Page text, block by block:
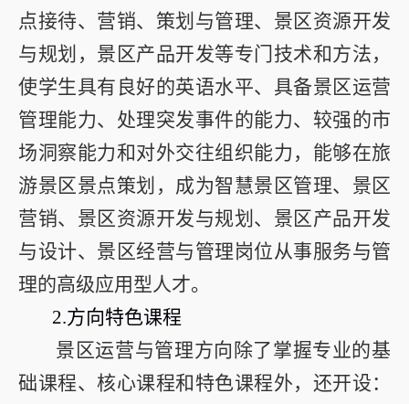
点接待、营销、策划与管理、景区资源开发
与规划，景区产品开发等专门技术和方法，
使学生具有良好的英语水平、具备景区运营
管理能力、处理突发事件的能力、较强的市
场洞察能力和对外交往组织能力，能够在旅
游景区景点策划，成为智慧景区管理、景区
营销、景区资源开发与规划、景区产品开发
与设计、景区经营与管理岗位从事服务与管
理的高级应用型人才。
2.方向特色课程
景区运营与管理方向除了掌握专业的基
础课程、核心课程和特色课程外，还开设：